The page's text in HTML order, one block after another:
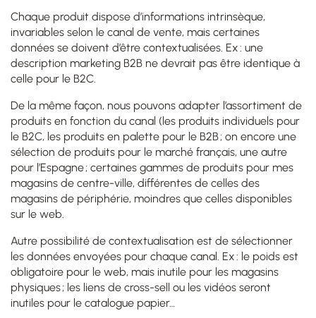
Chaque produit dispose d’informations intrinsèque,
invariables selon le canal de vente, mais certaines
données se doivent d’être contextualisées. Ex : une
description marketing B2B ne devrait pas être identique à
celle pour le B2C.
De la même façon, nous pouvons adapter l’assortiment de
produits en fonction du canal (les produits individuels pour
le B2C, les produits en palette pour le B2B ; on encore une
sélection de produits pour le marché français, une autre
pour l’Espagne ; certaines gammes de produits pour mes
magasins de centre-ville, différentes de celles des
magasins de périphérie, moindres que celles disponibles
sur le web.
Autre possibilité de contextualisation est de sélectionner
les données envoyées pour chaque canal. Ex : le poids est
obligatoire pour le web, mais inutile pour les magasins
physiques ; les liens de cross-sell ou les vidéos seront
inutiles pour le catalogue papier…